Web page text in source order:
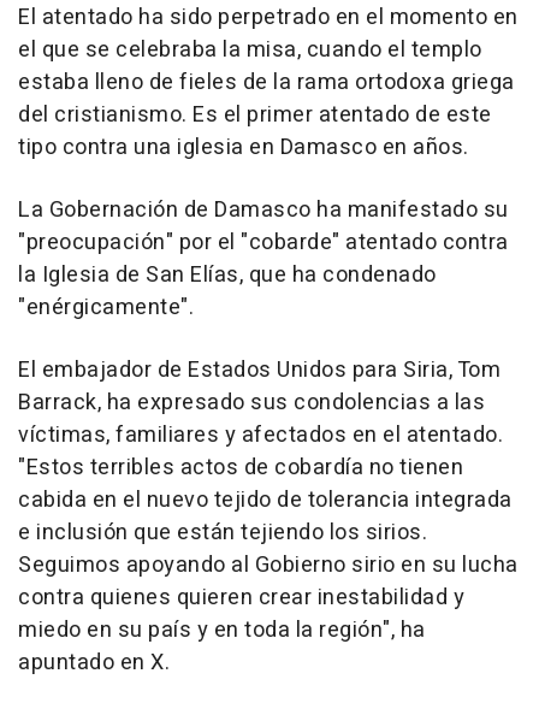
El atentado ha sido perpetrado en el momento en
el que se celebraba la misa, cuando el templo
estaba lleno de fieles de la rama ortodoxa griega
del cristianismo. Es el primer atentado de este
tipo contra una iglesia en Damasco en años.
La Gobernación de Damasco ha manifestado su
"preocupación" por el "cobarde" atentado contra
la Iglesia de San Elías, que ha condenado
"enérgicamente".
El embajador de Estados Unidos para Siria, Tom
Barrack, ha expresado sus condolencias a las
víctimas, familiares y afectados en el atentado.
"Estos terribles actos de cobardía no tienen
cabida en el nuevo tejido de tolerancia integrada
e inclusión que están tejiendo los sirios.
Seguimos apoyando al Gobierno sirio en su lucha
contra quienes quieren crear inestabilidad y
miedo en su país y en toda la región", ha
apuntado en X.